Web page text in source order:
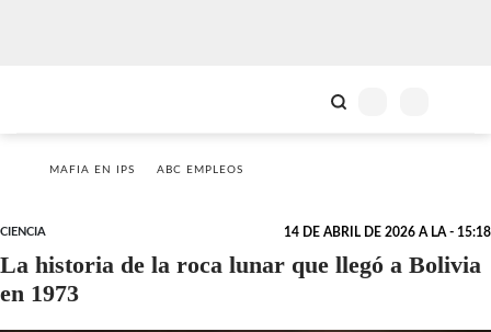
MAFIA EN IPS ABC EMPLEOS
CIENCIA 14 DE ABRIL DE 2026 A LA - 15:18
La historia de la roca lunar que llegó a Bolivia
en 1973